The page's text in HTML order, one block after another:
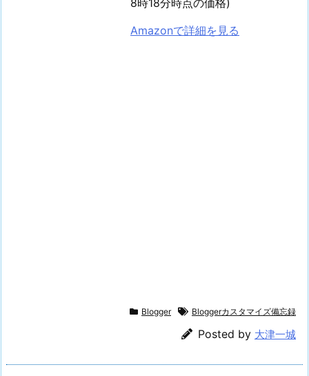
Amazonで詳細を見る
Blogger Bloggerカスタマイズ備忘録
Posted by 大津一城